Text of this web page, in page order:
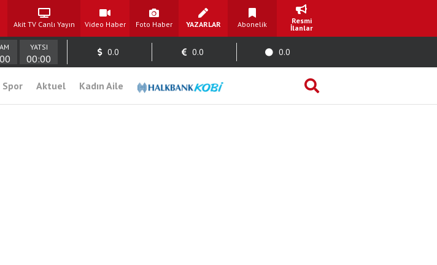
Akit TV Canlı Yayın Video Haber Foto Haber YAZARLAR Abonelik
Resmi
İlanlar
YATSI
00:00
0.0 0.0 0.0
Spor Aktuel Kadın Aile